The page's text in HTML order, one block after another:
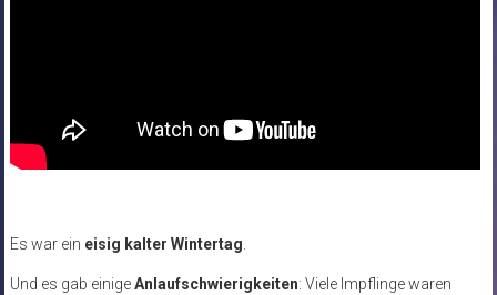
Es war ein eisig kalter Wintertag.
Und es gab einigeAnlaufschwierigkeiten: Viele Impflinge waren